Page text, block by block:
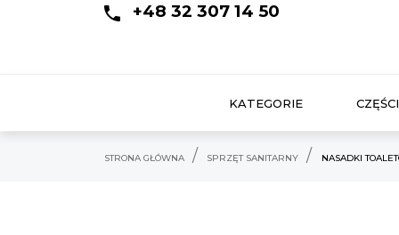
+48 32 307 14 50
KATEGORIE
STRONA GŁÓWNA SPRZĘT SANITARNY NASADKI